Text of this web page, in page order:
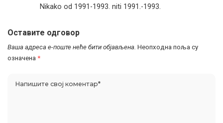
Nikako od 1991-1993. niti 1991.-1993.
Оставите одговор
Ваша адреса е-поште неће бити објављена. Неопходна поља су
означена *